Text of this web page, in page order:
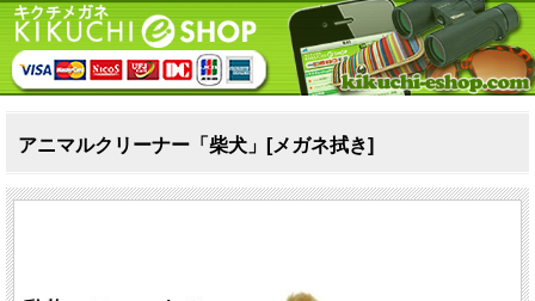
アニマルクリーナー「柴犬」[メガネ拭き]